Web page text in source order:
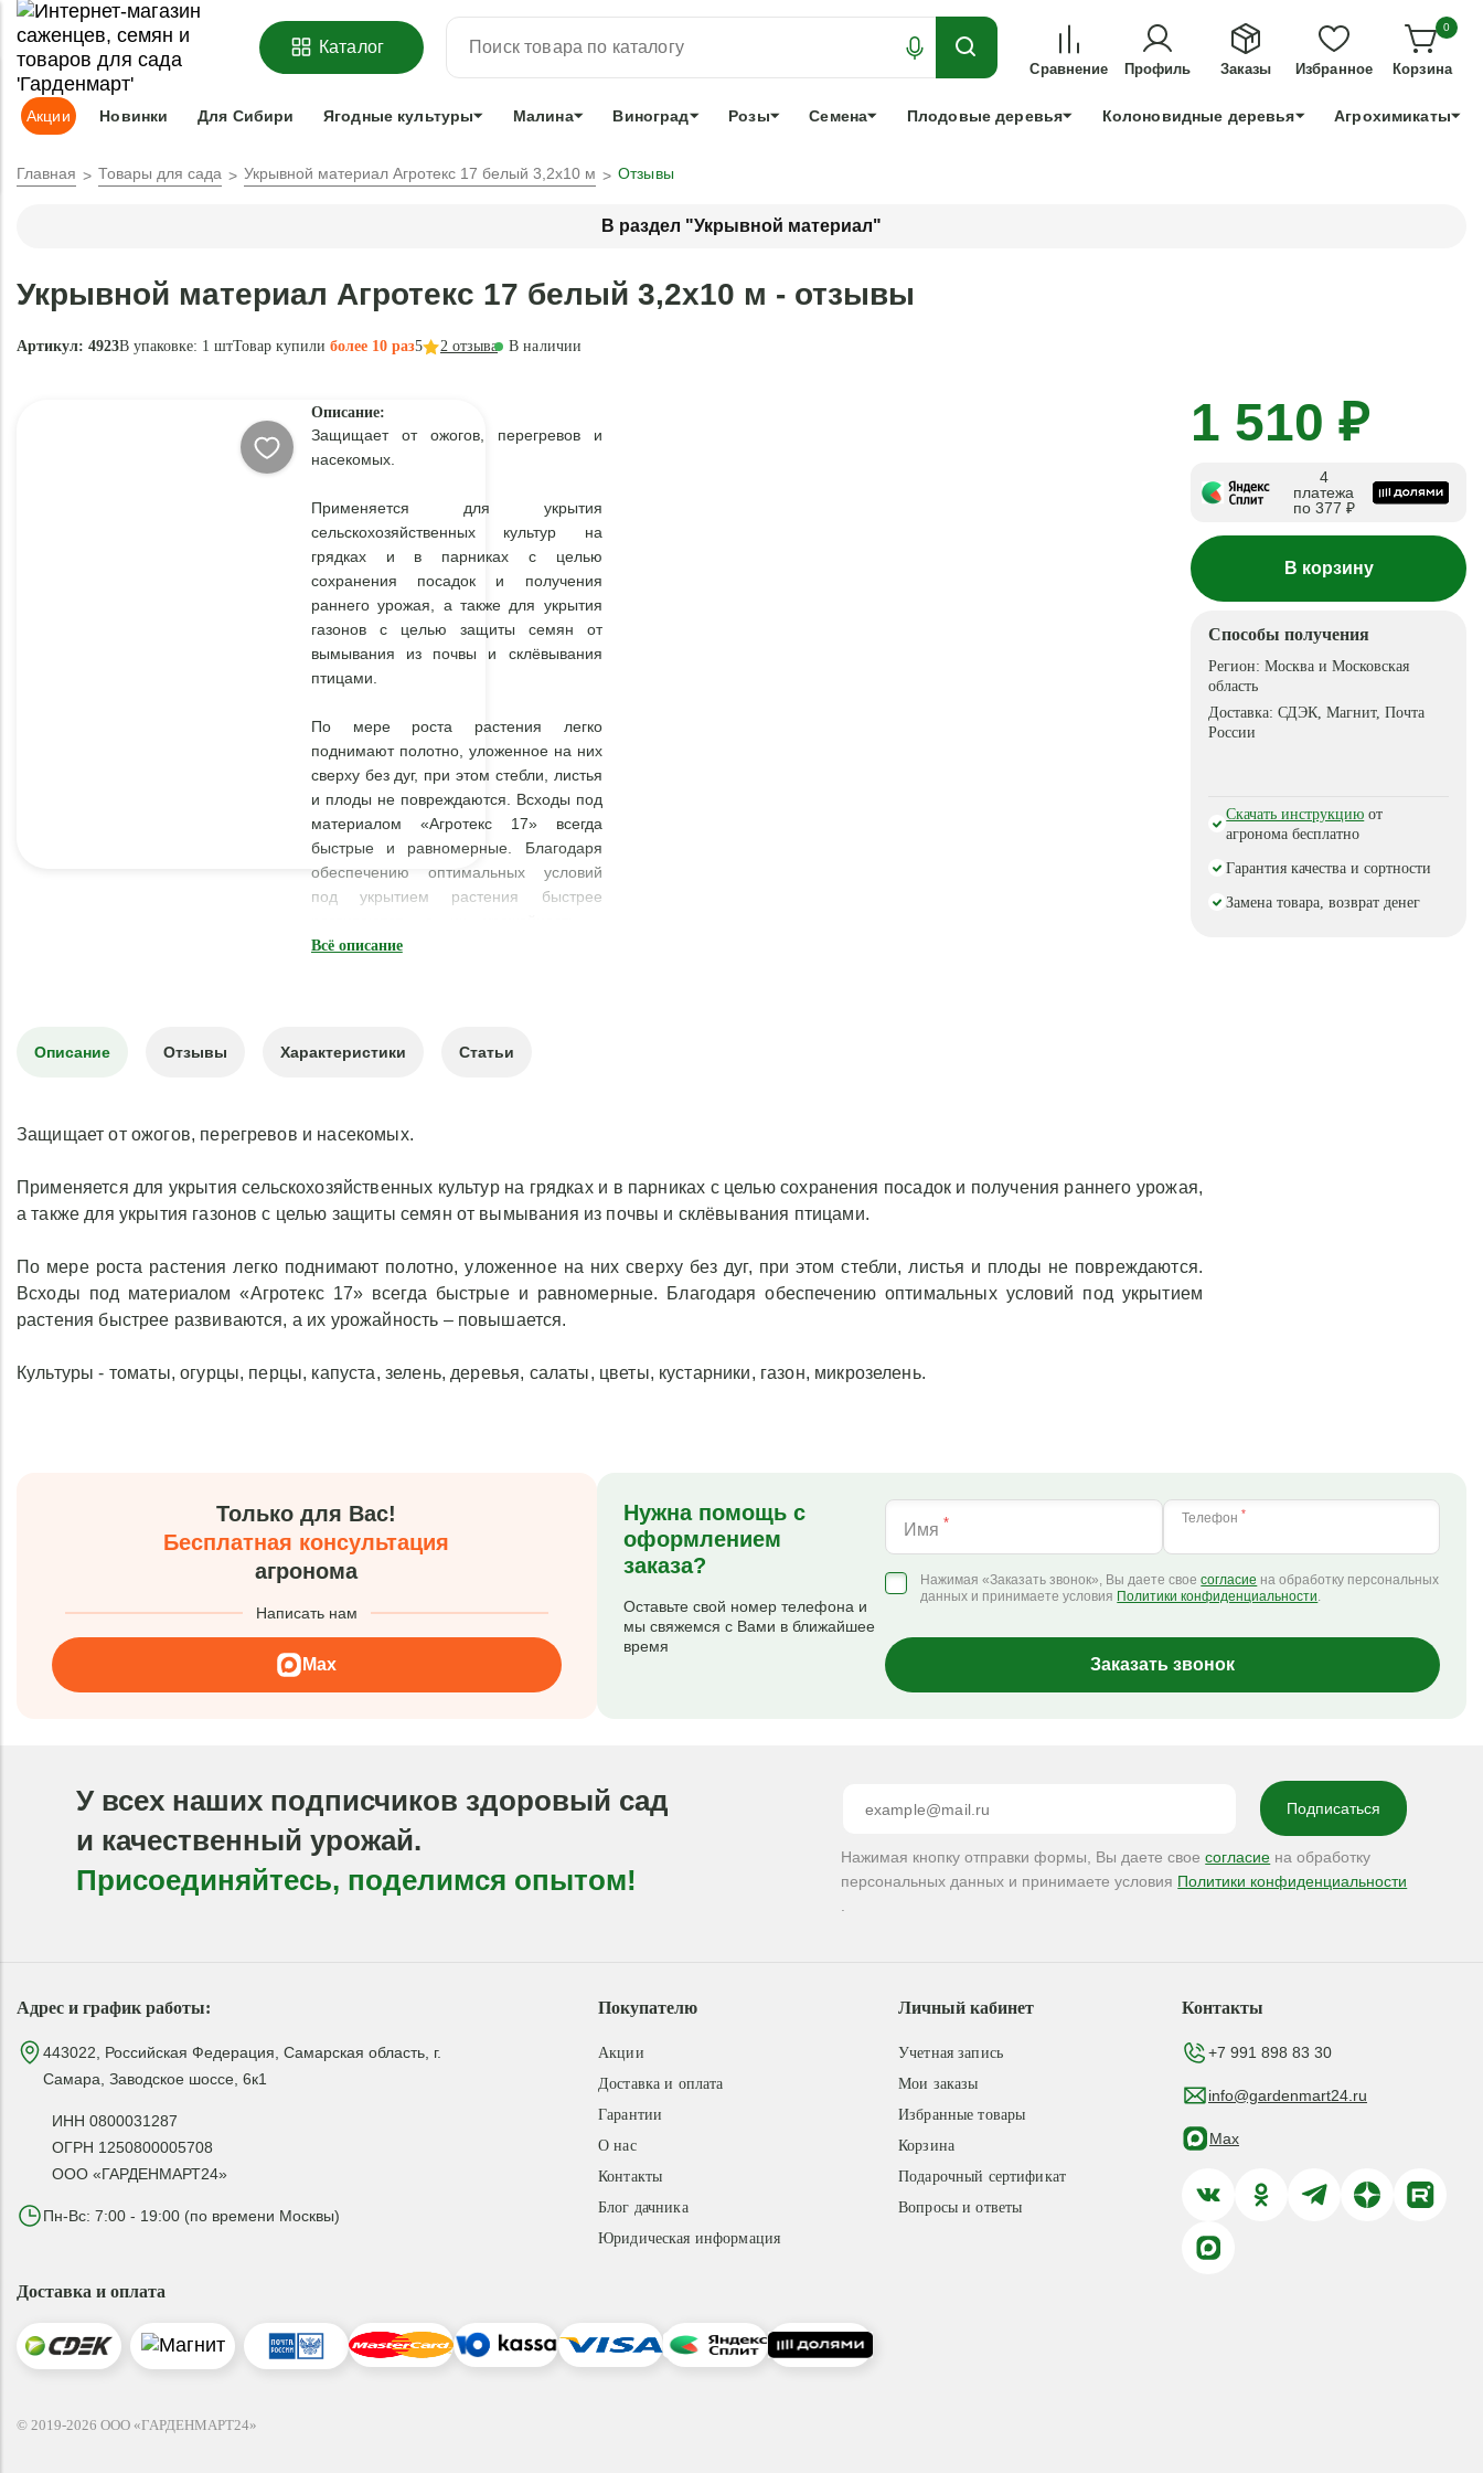
ОФОРМИТЬПРЕДЗАКАЗ =ЗАБРОНИРОВАТЬЛУЧШЕЕ ДЛЯ ТЕХ, КТО УСПЕЕТ!
Адрес доставки:Москва Доставка и оплата Гарантии +7 991 898 83 30
Каталог
Сравнение Профиль Заказы Избранное
0
Корзина
Акции Новинки Для Сибири Ягодные культуры Малина Виноград Розы Семена Плодовые деревья Колоновидные деревья Агрохимикаты
Главная Товары для сада Укрывной материал Агротекс 17 белый 3,2х10 м Отзывы
В раздел "Укрывной материал"
Укрывной материал Агротекс 17 белый 3,2х10 м - отзывы
Артикул: 4923В упаковке: 1 штТовар купили более 10 раз5 2 отзыва В наличии
Описание:
Защищает от ожогов, перегревов и
насекомых.
Применяется для укрытия
сельскохозяйственных культур на
грядках и в парниках с целью
сохранения посадок и получения
раннего урожая, а также для укрытия
газонов с целью защиты семян от
вымывания из почвы и склёвывания
птицами.
По мере роста растения легко
поднимают полотно, уложенное на них
сверху без дуг, при этом стебли, листья
и плоды не повреждаются. Всходы под
материалом «Агротекс 17» всегда
быстрые и равномерные. Благодаря
обеспечению оптимальных условий
под укрытием растения быстрее
повышается.
Всё описание
1 510 ₽
4
платежа
по 377 ₽
В корзину
Способы получения
Регион:Москва и Московская
область
Доставка:СДЭК, Магнит, Почта
России
Скачать инструкцию от
агронома бесплатно
Гарантия качества и сортности
Замена товара, возврат денег
Описание Отзывы Характеристики Статьи
Защищает от ожогов, перегревов и насекомых.
Применяется для укрытия сельскохозяйственных культур на грядках и в парниках с целью сохранения посадок и получения раннего урожая,
а также для укрытия газонов с целью защиты семян от вымывания из почвы и склёвывания птицами.
По мере роста растения легко поднимают полотно, уложенное на них сверху без дуг, при этом стебли, листья и плоды не повреждаются.
Всходы под материалом «Агротекс 17» всегда быстрые и равномерные. Благодаря обеспечению оптимальных условий под укрытием
растения быстрее развиваются, а их урожайность – повышается.
Культуры - томаты, огурцы, перцы, капуста, зелень, деревья, салаты, цветы, кустарники, газон, микрозелень.
Только для Вас!
Бесплатная консультация
агронома
Написать нам
Max
Нужна помощь с
оформлением
заказа?
Оставьте свой номер телефона и
мы свяжемся с Вами в ближайшее
время
Имя * Телефон *
Нажимая «Заказать звонок», Вы даете своесогласие на обработку персональных
данных и принимаете условия Политики конфиденциальности.
Заказать звонок
У всех наших подписчиков здоровый сад
и качественный урожай.
Присоединяйтесь, поделимся опытом!
Нажимая кнопку отправки формы, Вы даете своесогласие на обработку
персональных данных и принимаете условия Политики конфиденциальности
Адрес и график работы:
443022, Российская Федерация, Самарская область, г.
Самара, Заводское шоссе, 6к1
ИНН 0800031287
ОГРН 1250800005708
ООО «ГАРДЕНМАРТ24»
Пн-Вс: 7:00 - 19:00 (по времени Москвы)
Покупателю
Акции
Доставка и оплата
Гарантии
О нас
Контакты
Блог дачника
Юридическая информация
Личный кабинет
Учетная запись
Мои заказы
Избранные товары
Корзина
Подарочный сертификат
Вопросы и ответы
Контакты
+7 991 898 83 30
info@gardenmart24.ru
Max
Доставка и оплата
© 2019-2026 ООО «ГАРДЕНМАРТ24»